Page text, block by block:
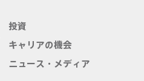
投資
キャリアの機会
ニュース・メディア